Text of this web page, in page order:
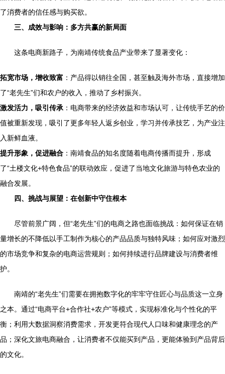
了消费者的信任感与购买欲。
三、成效与影响：多方共赢的新局面
这条电商新路子，为南靖传统食品产业带来了显著变化：
拓宽市场，增收致富 ：产品得以销往全国，甚至触及海外市场，直接增加
了“老先生”们和农户的收入，推动了乡村振兴。
激发活力，吸引传承 ：电商带来的经济效益和市场认可，让传统手艺的价
值被重新发现，吸引了更多年轻人返乡创业，学习并传承技艺，为产业注
入新鲜血液。
提升形象，促进融合 ：南靖食品的知名度随着电商传播而提升，形成
了“土楼文化+特色食品”的联动效应，促进了当地文化旅游与特色农业的
融合发展。
四、挑战与展望：在创新中守住根本
尽管前景广阔，但“老先生”们的电商之路也面临挑战：如何保证在销
量增长的不降低以手工制作为核心的产品品质与独特风味；如何应对激烈
的市场竞争和复杂的电商运营规则；如何持续进行品牌建设与消费者维
护。
南靖的“老先生”们需要在拥抱数字化的牢牢守住匠心与品质这一立身
之本。通过“电商平台+合作社+农户”等模式，实现标准化与个性化的平
衡；利用大数据洞察消费需求，开发更符合现代人口味和健康理念的产
品；深化文旅电商融合，让消费者不仅能买到产品，更能体验到产品背后
的文化。